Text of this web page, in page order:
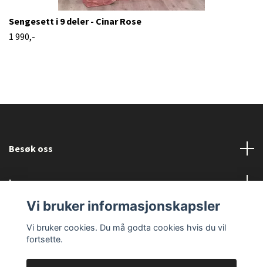
Sengesett i 9 deler - Cinar Rose
1 990,-
Besøk oss
Les mer
Sosiale medier
Vi bruker informasjonskapsler
Vi bruker cookies. Du må godta cookies hvis du vil
fortsette.